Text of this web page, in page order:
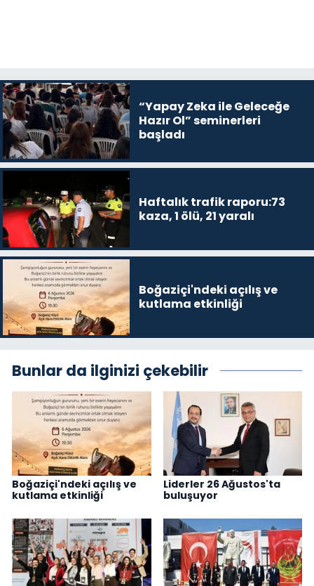
“Yapay Zeka ile Geleceğe
Hazır Ol” seminerleri
başladı
Haftalık trafik raporu:73
kaza, 1 ölü, 21 yaralı
Boğaziçi'ndeki açılış ve
kutlama etkinliği
Bunlar da ilginizi çekebilir
Boğaziçi'ndeki açılış ve
kutlama etkinliği
Liderler 26 Ağustos'ta
buluşuyor